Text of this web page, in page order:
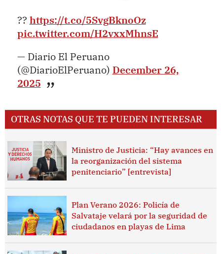
?? https://t.co/5SvgBknoOz
pic.twitter.com/H2vxxMhnsE
— Diario El Peruano
(@DiarioElPeruano) December 26,
2025
OTRAS NOTAS QUE TE PUEDEN INTERESAR
Ministro de Justicia: “Hay avances en
la reorganización del sistema
penitenciario” [entrevista]
Plan Verano 2026: Policía de
Salvataje velará por la seguridad de
ciudadanos en playas de Lima